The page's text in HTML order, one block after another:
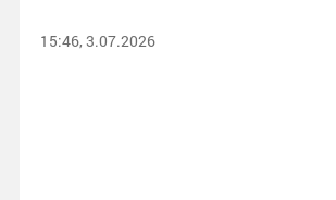
15:46, 3.07.2026